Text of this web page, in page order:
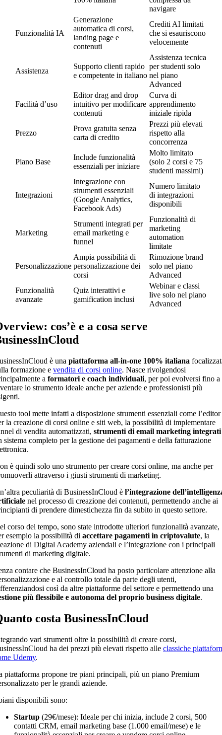
navigare
Funzionalità IA
Generazione
automatica di corsi,
landing page e
contenuti
Crediti AI limitati
che si esauriscono
velocemente
Assistenza
Supporto clienti rapido
e competente in italiano
Assistenza tecnica
per studenti solo
nel piano
Advanced
Facilità d’uso
Editor drag and drop
intuitivo per modificare
contenuti
Curva di
apprendimento
iniziale ripida
Prezzo
Prova gratuita senza
carta di credito
Prezzi più elevati
rispetto alla
concorrenza
Piano Base
Include funzionalità
essenziali per iniziare
Molto limitato
(solo 2 corsi e 75
studenti massimi)
Integrazioni
Integrazione con
strumenti essenziali
(Google Analytics,
Facebook Ads)
Numero limitato
di integrazioni
disponibili
Marketing
Strumenti integrati per
email marketing e
funnel
Funzionalità di
marketing
automation
limitate
Personalizzazione
Ampia possibilità di
personalizzazione dei
corsi
Rimozione brand
solo nel piano
Advanced
Funzionalità
avanzate
Quiz interattivi e
gamification inclusi
Webinar e classi
live solo nel piano
Advanced
cos’è e a cosa serve
è una piattaforma all-in-one 100% italiana
formazione e vendita di corsi online. Nasce rivolgendosi
a formatori e coach individuali, per poi evolversi fino a
lo strumento ideale anche per aziende e professionisti più
tool mette infatti a disposizione strumenti essenziali come l’editor
la creazione di corsi online e siti web, la possibilità di implementare
di vendita automatizzati, strumenti di email marketing integrati
sistema completo per la gestione dei pagamenti e della fatturazione
è quindi solo uno strumento per creare corsi online, ma anche per
attraverso i giusti strumenti di marketing.
peculiarità di BusinessInCloud è l’integrazione
nel processo di creazione dei contenuti, permettendo anche ai
di prendere dimestichezza fin da subito in questo settore.
corso del tempo, sono state introdotte ulteriori funzionalità avanzate,
esempio la possibilità di accettare pagamenti in criptovalute, la
di Digital Academy aziendali e l’integrazione con i principali
di marketing digitale.
contare che BusinessInCloud ha posto particolare attenzione alla
e al controllo totale da parte degli utenti,
così da altre piattaforme del settore e permettendo una
più flessibile e autonoma del proprio business digitale.
costa BusinessInCloud
vari strumenti oltre la possibilità di creare corsi,
ha dei prezzi più elevati rispetto alle classiche
Udemy.
piattaforma propone tre piani principali, più un piano Premium
per le grandi aziende.
disponibili sono:
Startup (29€/mese): Ideale per chi inizia, include 2 corsi, 500
contatti CRM, email marketing base (1.000 email/mese) e le